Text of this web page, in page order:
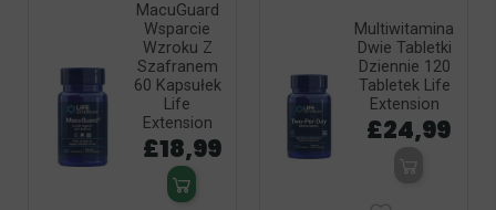
MacuGuard
Wsparcie
Wzroku Z
Szafranem
60 Kapsułek
Life
Extension
£18,99
Multiwitamina
Dwie Tabletki
Dziennie 120
Tabletek Life
Extension
£24,99